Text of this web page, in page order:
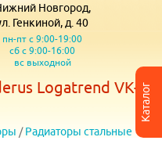
Каталог
Новгород,
Генкиной, д. 40
пн-пт с 9:00-19:00
сб с 9:00-16:00
вс выходной
Logatrend VK-
/ Радиаторы стальные